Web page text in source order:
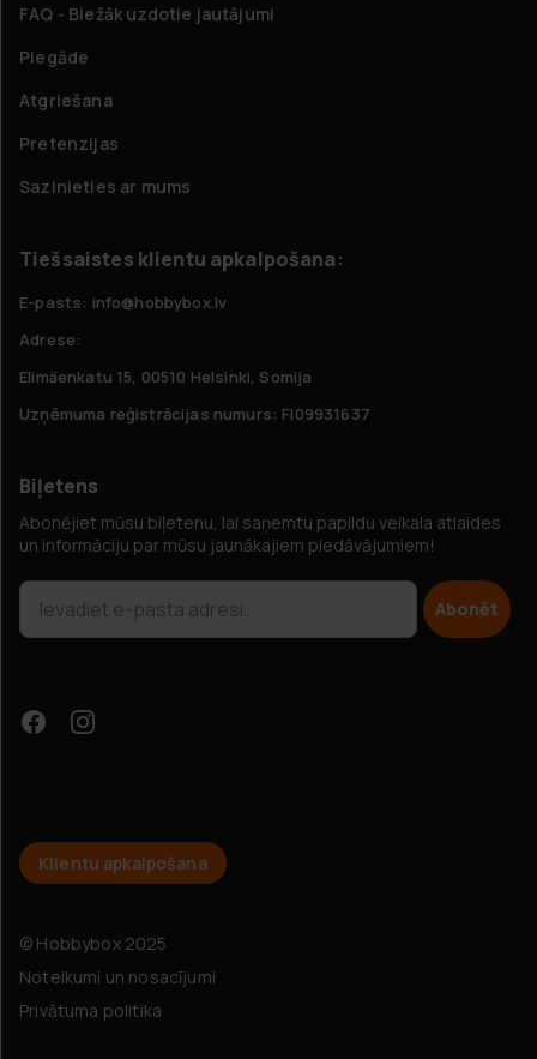
FAQ - Biežāk uzdotie jautājumi
Piegāde
Atgriešana
Pretenzijas
Sazinieties ar mums
Tiešsaistes klientu apkalpošana:
E-pasts: info@hobbybox.lv
Adrese:
Elimäenkatu 15, 00510 Helsinki, Somija
Uzņēmuma reģistrācijas numurs: FI09931637
Biļetens
Abonējiet mūsu biļetenu, lai saņemtu papildu veikala atlaides
un informāciju par mūsu jaunākajiem piedāvājumiem!
Abonēt
Klientu apkalpošana
© Hobbybox 2025
Noteikumi un nosacījumi
Privātuma politika